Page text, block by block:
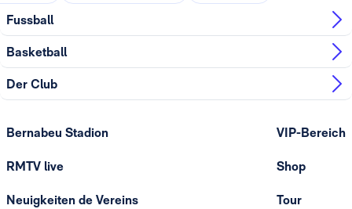
Fussball
Basketball
Der Club
Bernabeu Stadion
RMTV live
Neuigkeiten de Vereins
VIP-Bereich
Shop
Tour